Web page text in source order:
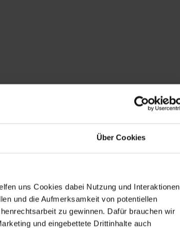
Über Cookies
uns Cookies dabei Nutzung und Interaktionen
und die Aufmerksamkeit von potentiellen
zu gewinnen. Dafür brauchen wir
und eingebettete Drittinhalte auch
müssen
wegen